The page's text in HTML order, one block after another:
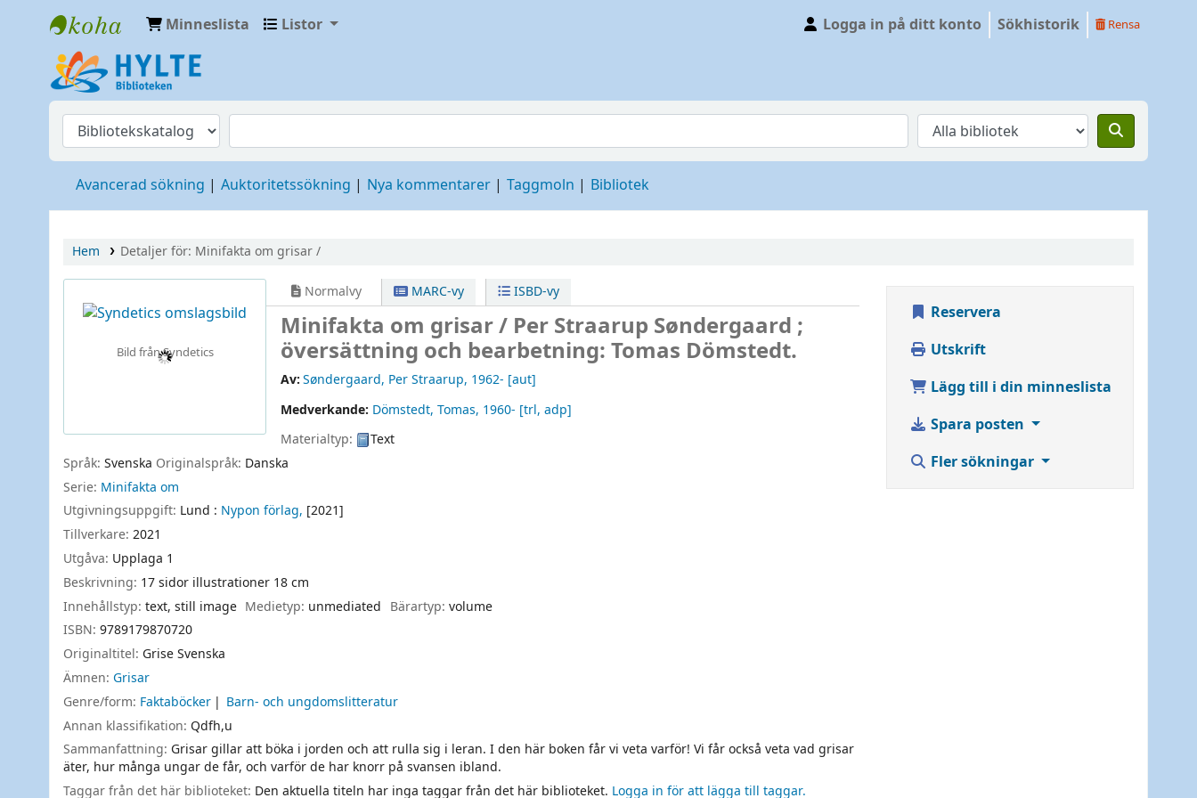
Hylte
Minneslista Listor Logga in på ditt konto Sökhistorik Rensa
Avancerad sökning Auktoritetssökning Nya kommentarer Taggmoln Bibliotek
Hem Detaljer för: Minifakta om grisar /
Bild från Syndetics
Normalvy MARC-vy ISBD-vy
Minifakta om grisar / Per Straarup Søndergaard ;
översättning och bearbetning: Tomas Dömstedt.
Av:Søndergaard, Per Straarup, 1962- [aut]
Medverkande: Dömstedt, Tomas, 1960- [trl, adp]
Materialtyp:
Text
Språk: Svenska Originalspråk: Danska
Serie: Minifakta om
Utgivningsuppgift: Lund : Nypon förlag, [2021]
Tillverkare: 2021
Utgåva: Upplaga 1
Beskrivning: 17 sidor illustrationer 18 cm
Innehållstyp: text, still image Medietyp: unmediated Bärartyp: volume
ISBN: 9789179870720
Originaltitel: Grise Svenska
Ämnen: Grisar
Genre/form: Faktaböcker
Barn- och ungdomslitteratur
Annan klassifikation: Qdfh,u
Sammanfattning: Grisar gillar att böka i jorden och att rulla sig i leran. I den här boken får vi veta varför! Vi får också veta vad grisar
äter, hur många ungar de får, och varför de har knorr på svansen ibland.
Taggar från det här biblioteket: Den aktuella titeln har inga taggar från det här biblioteket. Logga in för att lägga till taggar.
Reservera
Utskrift
Lägg till i din minneslista
Spara posten
Fler sökningar